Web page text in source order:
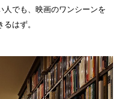
人でも、映画のワンシーンを
はず。